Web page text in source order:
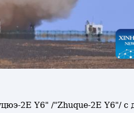
2E Y6" /"Zhuque-2E Y6"/ с